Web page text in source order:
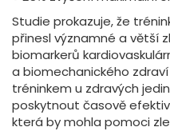
Studie prokazuje, že
přinesl významné a větší
biomarkerů
a biomechanického
tréninkem u zdravých
poskytnout časově
která by mohla pomoci